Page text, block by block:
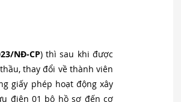
NĐ-CP) thì sau khi được
thay đổi về thành viên
giấy phép hoạt động xây
điện 01 bộ hồ sơ đến cơ